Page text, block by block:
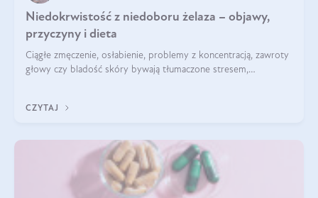
Niedokrwistość z niedoboru żelaza – objawy,
przyczyny i dieta
Ciągłe zmęczenie, osłabienie, problemy z koncentracją, zawroty
głowy czy bladość skóry bywają tłumaczone stresem,
CZYTAJ